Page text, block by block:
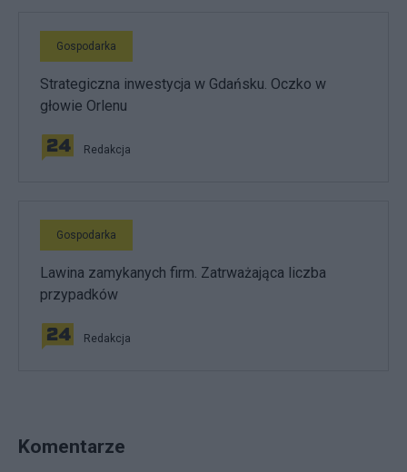
Gospodarka
Strategiczna inwestycja w Gdańsku. Oczko w
głowie Orlenu
Redakcja
Gospodarka
Lawina zamykanych firm. Zatrważająca liczba
przypadków
Redakcja
Komentarze